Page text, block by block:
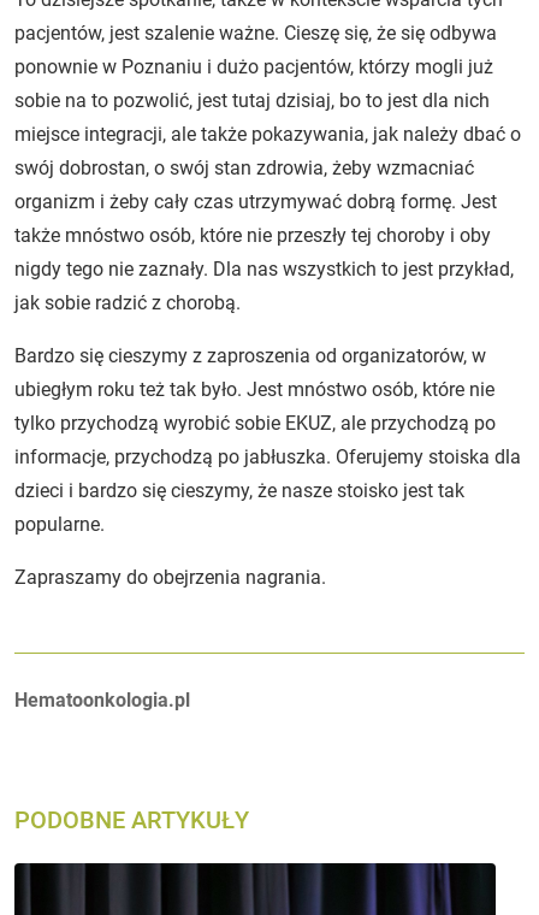
pacjentów, jest szalenie ważne. Cieszę się, że się odbywa
ponownie w Poznaniu i dużo pacjentów, którzy mogli już
sobie na to pozwolić, jest tutaj dzisiaj, bo to jest dla nich
miejsce integracji, ale także pokazywania, jak należy dbać o
swój dobrostan, o swój stan zdrowia, żeby wzmacniać
organizm i żeby cały czas utrzymywać dobrą formę. Jest
także mnóstwo osób, które nie przeszły tej choroby i oby
nigdy tego nie zaznały. Dla nas wszystkich to jest przykład,
jak sobie radzić z chorobą.
Bardzo się cieszymy z zaproszenia od organizatorów, w
ubiegłym roku też tak było. Jest mnóstwo osób, które nie
tylko przychodzą wyrobić sobie EKUZ, ale przychodzą po
informacje, przychodzą po jabłuszka. Oferujemy stoiska dla
dzieci i bardzo się cieszymy, że nasze stoisko jest tak
popularne.
Zapraszamy do obejrzenia nagrania.
Autorzy:
Hematoonkologia.pl
PODOBNE ARTYKUŁY